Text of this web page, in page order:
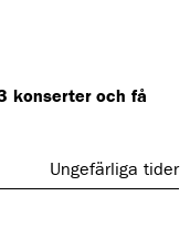
konserter och få
Ungefärliga tider